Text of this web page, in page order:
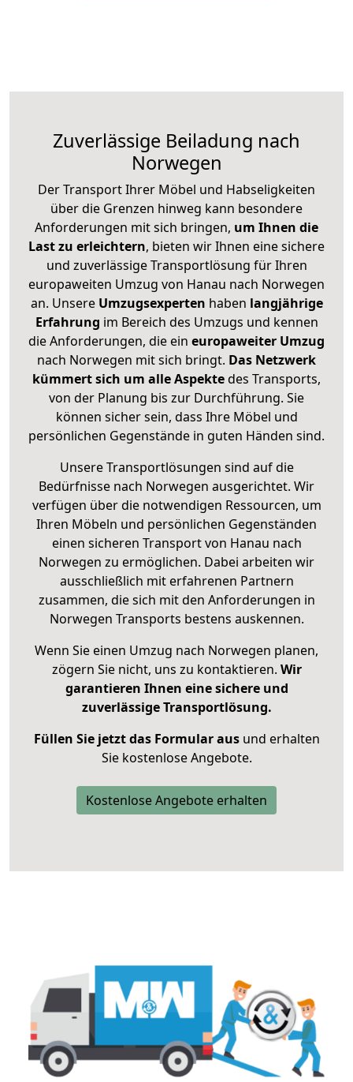
Zuverlässige Beiladung nach
Norwegen
Der Transport Ihrer Möbel und Habseligkeiten
über die Grenzen hinweg kann besondere
Anforderungen mit sich bringen, um Ihnen die
Last zu erleichtern, bieten wir Ihnen eine sichere
und zuverlässige Transportlösung für Ihren
europaweiten Umzug von Hanau nach Norwegen
an. Unsere Umzugsexperten haben langjährige
Erfahrung im Bereich des Umzugs und kennen
die Anforderungen, die ein europaweiter Umzug
nach Norwegen mit sich bringt. Das Netzwerk
kümmert sich um alle Aspektedes Transports,
von der Planung bis zur Durchführung. Sie
können sicher sein, dass Ihre Möbel und
persönlichen Gegenstände in guten Händen sind.
Unsere Transportlösungen sind auf die
Bedürfnisse nach Norwegen ausgerichtet. Wir
verfügen über die notwendigen Ressourcen, um
Ihren Möbeln und persönlichen Gegenständen
einen sicheren Transport von Hanau nach
Norwegen zu ermöglichen. Dabei arbeiten wir
ausschließlich mit erfahrenen Partnern
zusammen, die sich mit den Anforderungen in
Norwegen Transports bestens auskennen.
Wenn Sie einen Umzug nach Norwegen planen,
zögern Sie nicht, uns zu kontaktieren. Wir
garantieren Ihnen eine sichere und
zuverlässige Transportlösung.
Füllen Sie jetzt das Formular ausund erhalten
Sie kostenlose Angebote.
Kostenlose Angebote erhalten